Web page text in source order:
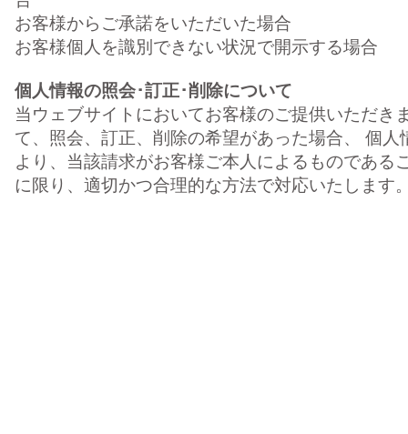
お客様からご承諾をいただいた場合
お客様個人を識別できない状況で開示する場合
個人情報の照会･訂正･削除について
当ウェブサイトにおいてお客様のご提供いただき
て、照会、訂正、削除の希望があった場合、 個人
より、当該請求がお客様ご本人によるものである
に限り、適切かつ合理的な方法で対応いたします